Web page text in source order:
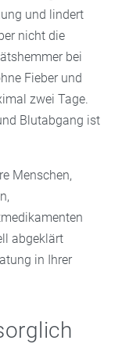
und lindert
nicht die
bei
Fieber und
zwei Tage.
Blutabgang ist
Menschen,
abgeklärt
in Ihrer